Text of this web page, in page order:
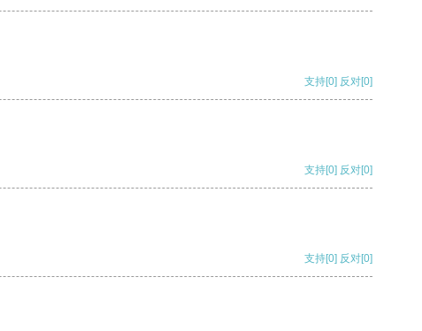
支持[0] 反对[0]
支持[0] 反对[0]
支持[0] 反对[0]